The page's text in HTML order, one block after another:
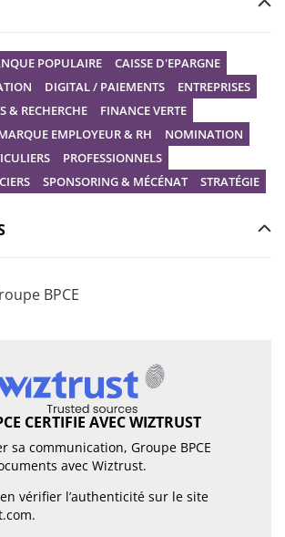
POPULAIRE
CAISSE D'EPARGNE
DIGITAL / PAIEMENTS
ENTREPRISES
& RECHERCHE
FINANCE VERTE
EMPLOYEUR & RH
NOMINATION
PROFESSIONNELS
SPONSORING & MÉCÉNAT STRATÉGIE
BPCE
CERTIFIE AVEC WIZTRUST
sa communication, Groupe BPCE
avec Wiztrust.
vérifier l’authenticité sur le site
.